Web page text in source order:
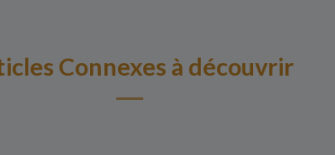
Connexes à découvrir